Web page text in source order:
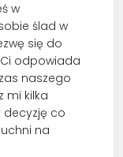
w
ślad w
się do
odpowiada
naszego
mi kilka
co
na